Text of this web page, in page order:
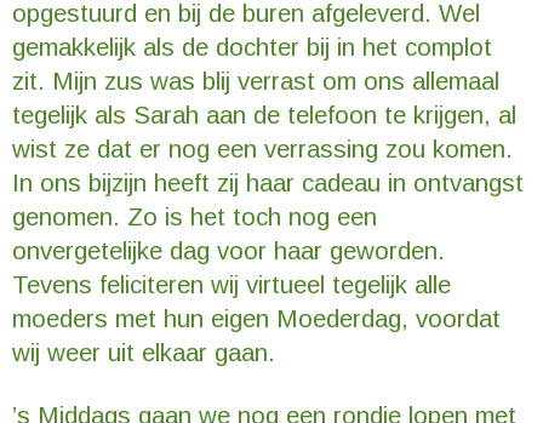
opgestuurd en bij de buren afgeleverd. Wel
gemakkelijk als de dochter bij in het complot
zit. Mijn zus was blij verrast om ons allemaal
tegelijk als Sarah aan de telefoon te krijgen, al
wist ze dat er nog een verrassing zou komen.
In ons bijzijn heeft zij haar cadeau in ontvangst
genomen. Zo is het toch nog een
onvergetelijke dag voor haar geworden.
Tevens feliciteren wij virtueel tegelijk alle
moeders met hun eigen Moederdag, voordat
wij weer uit elkaar gaan.
’s Middags gaan we nog een rondje lopen met